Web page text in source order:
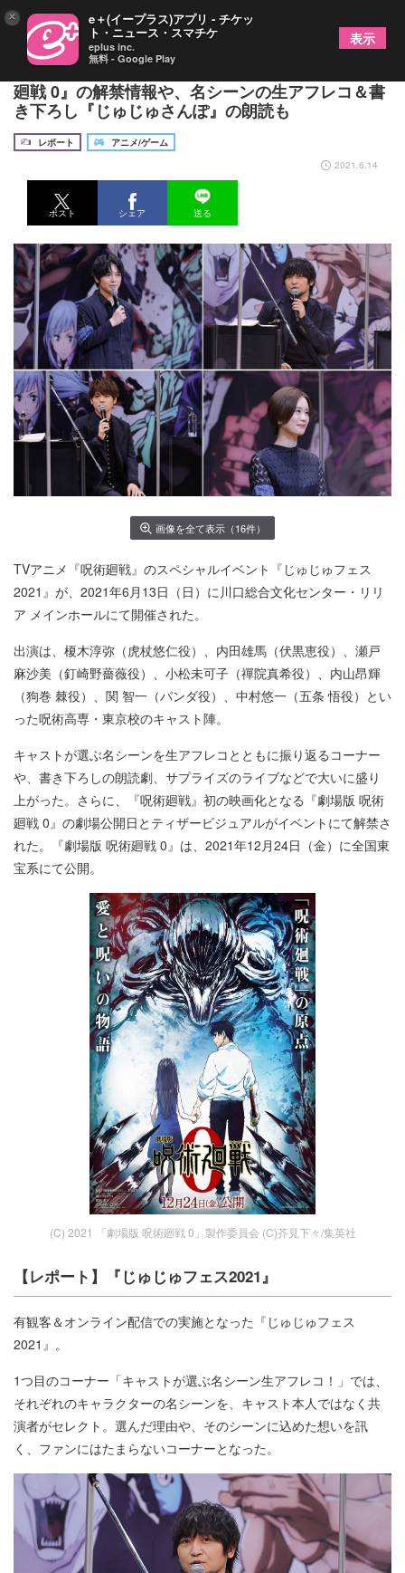
『じゅじゅフェス2021』レポート 『劇場版 呪術
廻戦 0』の解禁情報や、名シーンの生アフレコ＆書
き下ろし『じゅじゅさんぽ』の朗読も
レポート
アニメ/ゲーム
2021.6.14
ポスト シェア 送る
画像を全て表示（16件）
TVアニメ『呪術廻戦』のスペシャルイベント『じゅじゅフェス
2021』が、2021年6月13日（日）に川口総合文化センター・リリ
ア メインホールにて開催された。
出演は、榎木淳弥（虎杖悠仁役）、内田雄馬（伏黒恵役）、瀬戸
麻沙美（釘崎野薔薇役）、小松未可子（禪院真希役）、内山昂輝
（狗巻 棘役）、関 智一（パンダ役）、中村悠一（五条 悟役）とい
った呪術高専・東京校のキャスト陣。
キャストが選ぶ名シーンを生アフレコとともに振り返るコーナー
や、書き下ろしの朗読劇、サプライズのライブなどで大いに盛り
上がった。さらに、『呪術廻戦』初の映画化となる『劇場版 呪術
廻戦 0』の劇場公開日とティザービジュアルがイベントにて解禁さ
れた。『劇場版 呪術廻戦 0』は、2021年12月24日（金）に全国東
宝系にて公開。
(C) 2021 「劇場版 呪術廻戦 0」製作委員会 (C)芥見下々/集英社
【レポート】『じゅじゅフェス2021』
有観客＆オンライン配信での実施となった『じゅじゅフェス
2021』。
1つ目のコーナー「キャストが選ぶ名シーン生アフレコ！」では、
それぞれのキャラクターの名シーンを、キャスト本人ではなく共
演者がセレクト。選んだ理由や、そのシーンに込めた想いを訊
く、ファンにはたまらないコーナーとなった。
× e＋(イープラス)アプリ - チケッ
ト・ニュース・スマチケ
eplus inc.
無料 - Google Play
表示